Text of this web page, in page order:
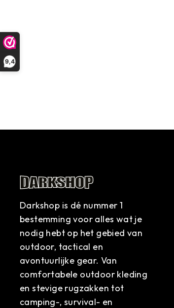
9,4
Darkshop is dé nummer 1
bestemming voor alles wat je
nodig hebt op het gebied van
outdoor, tactical en
avontuurlijke gear. Van
comfortabele outdoor kleding
en stevige rugzakken tot
camping-, survival- en